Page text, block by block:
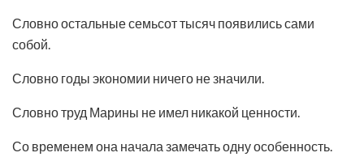
Словно остальные семьсот тысяч появились сами
собой.
Словно годы экономии ничего не значили.
Словно труд Марины не имел никакой ценности.
Со временем она начала замечать одну особенность.